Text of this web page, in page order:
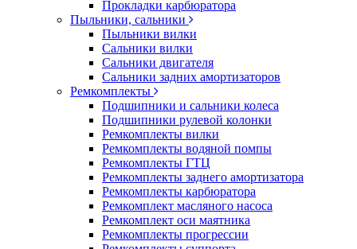
Прокладки карбюратора
Пыльники, сальники
Пыльники вилки
Сальники вилки
Сальники двигателя
Сальники задних амортизаторов
Ремкомплекты
Подшипники и сальники колеса
Подшипники рулевой колонки
Ремкомплекты вилки
Ремкомплекты водяной помпы
Ремкомплекты ГТЦ
Ремкомплекты заднего амортизатора
Ремкомплекты карбюратора
Ремкомплект масляного насоса
Ремкомплект оси маятника
Ремкомплекты прогрессии